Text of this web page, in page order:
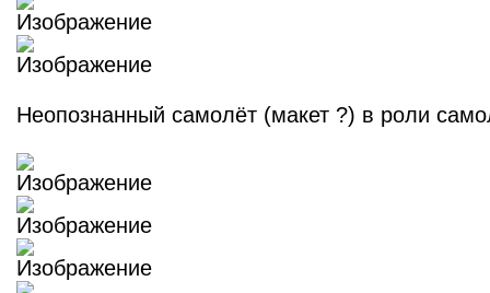
Неопознанный самолёт (макет ?) в роли